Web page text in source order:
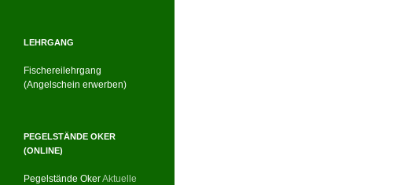
LEHRGANG
Fischereilehrgang
(Angelschein erwerben)
PEGELSTÄNDE OKER
(ONLINE)
Pegelstände OkerAktuelle